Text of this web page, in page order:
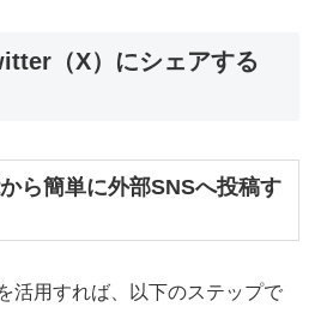
（X）にシェアする
ら簡単に外部SNSへ投稿す
活用すれば、以下のステップで